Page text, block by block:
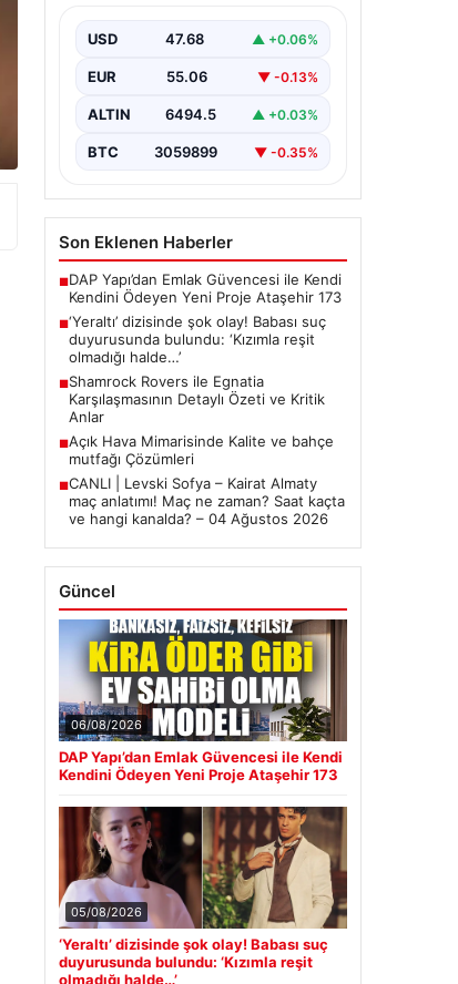
‘Kızımla reşit olmadığı
halde…’
USD 47.68 ▲ +0.06%
EUR 55.06 ▼ -0.13%
ALTIN 6494.5 ▲ +0.03%
BTC 3059899 ▼ -0.35%
Son Eklenen Haberler
■DAP Yapı’dan Emlak Güvencesi ile Kendi
Kendini Ödeyen Yeni Proje Ataşehir 173
■‘Yeraltı’ dizisinde şok olay! Babası suç
duyurusunda bulundu: ‘Kızımla reşit
olmadığı halde…’
■Shamrock Rovers ile Egnatia
Karşılaşmasının Detaylı Özeti ve Kritik
Anlar
■Açık Hava Mimarisinde Kalite ve bahçe
mutfağı Çözümleri
■CANLI | Levski Sofya – Kairat Almaty
maç anlatımı! Maç ne zaman? Saat kaçta
ve hangi kanalda? – 04 Ağustos 2026
Güncel
06/08/2026
DAP Yapı’dan Emlak Güvencesi ile Kendi
Kendini Ödeyen Yeni Proje Ataşehir 173
05/08/2026
‘Yeraltı’ dizisinde şok olay! Babası suç
duyurusunda bulundu: ‘Kızımla reşit
olmadığı halde…’